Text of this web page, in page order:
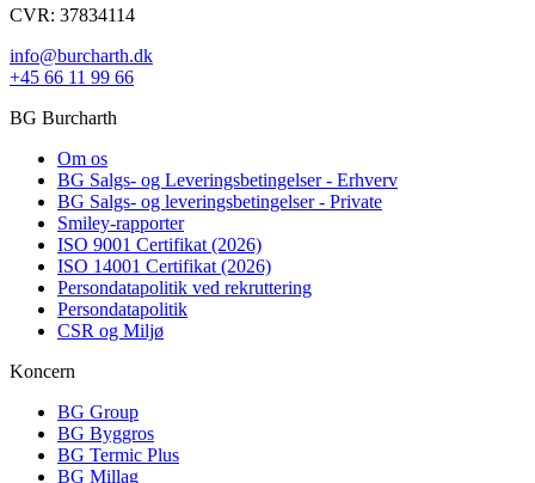
CVR: 37834114
info@burcharth.dk
+45 66 11 99 66
BG Burcharth
Om os
BG Salgs- og Leveringsbetingelser - Erhverv
BG Salgs- og leveringsbetingelser - Private
Smiley-rapporter
ISO 9001 Certifikat (2026)
ISO 14001 Certifikat (2026)
Persondatapolitik ved rekruttering
Persondatapolitik
CSR og Miljø
Koncern
BG Group
BG Byggros
BG Termic Plus
BG Millag